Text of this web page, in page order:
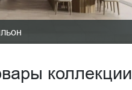
коллекции